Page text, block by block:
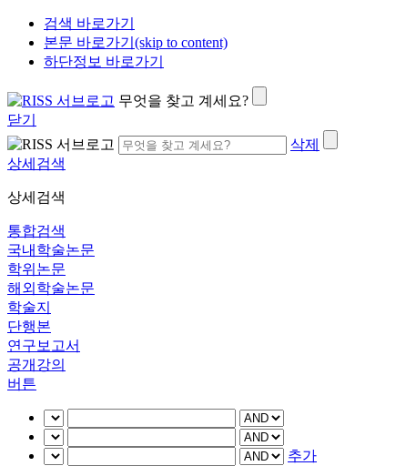
검색 바로가기
본문 바로가기(skip to content)
하단정보 바로가기
무엇을 찾고 계세요?
닫기
삭제
상세검색
상세검색
통합검색
국내학술논문
학위논문
해외학술논문
학술지
단행본
연구보고서
공개강의
버튼
추가